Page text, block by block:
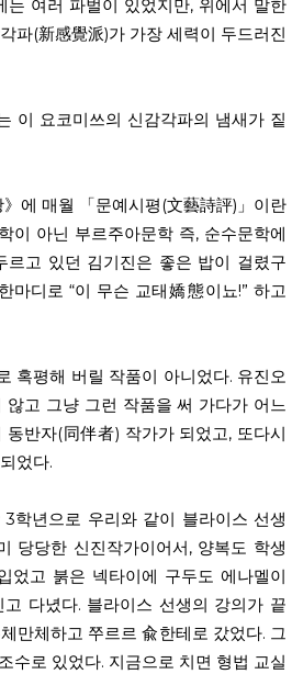
는 여러 파벌이 있었지만, 위에서 말한
파(新感覺派)가 가장 세력이 두드러진
이 요코미쓰의 신감각파의 냄새가 짙
에 매월 「문예시평(文藝詩評)」이란
이 아닌 부르주아문학 즉, 순수문학에
르고 있던 김기진은 좋은 밥이 걸렸구
마디로 “이 무슨 교태嬌態이뇨!” 하고
혹평해 버릴 작품이 아니었다. 유진오
않고 그냥 그런 작품을 써 가다가 어느
반자(同伴者) 작가가 되었고, 또다시
었다.
학년으로 우리와 같이 블라이스 선생
당당한 신진작가이어서, 양복도 학생
었고 붉은 넥타이에 구두도 에나멜이
다녔다. 블라이스 선생의 강의가 끝
만체하고 쭈르르 兪한테로 갔었다. 그
수로 있었다. 지금으로 치면 형법 교실